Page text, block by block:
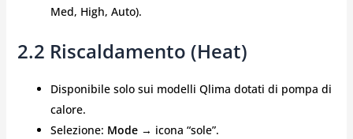
Med, High, Auto).
2.2 Riscaldamento (Heat)
Disponibile solo sui modelli Qlima dotati di pompa di
calore.
Selezione: Mode→ icona “sole”.